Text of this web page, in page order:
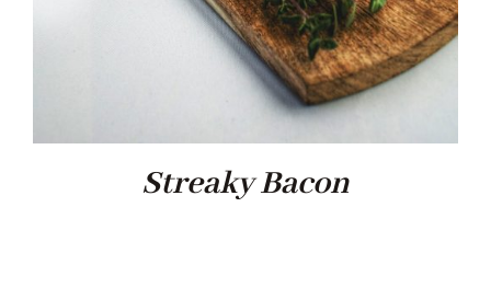
Streaky Bacon